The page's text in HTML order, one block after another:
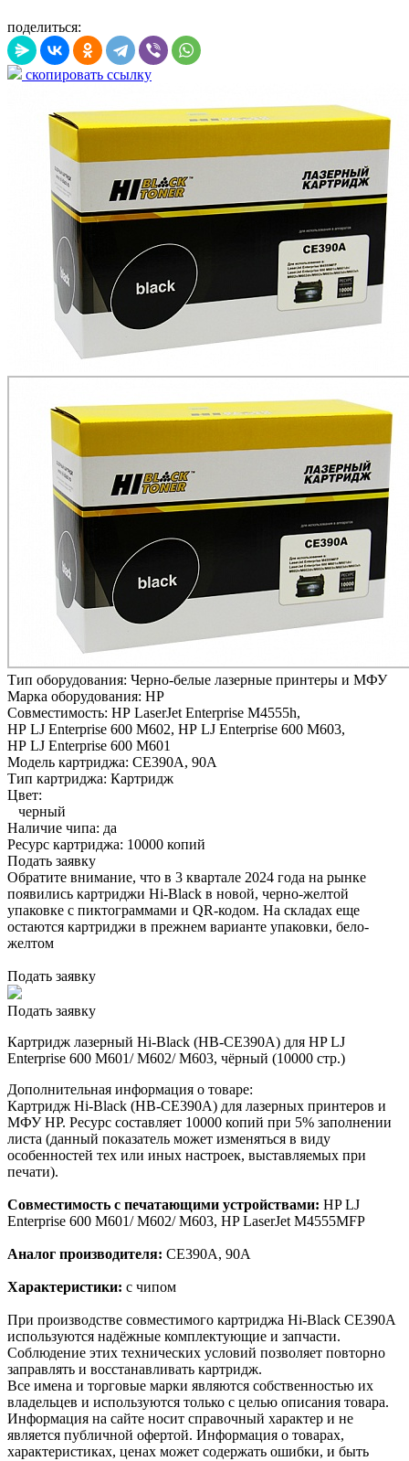
поделиться:
скопировать ссылку
Тип оборудования: Черно-белые лазерные принтеры и МФУ
Марка оборудования: HP
Совместимость: HP LaserJet Enterprise M4555h,
HP LJ Enterprise 600 M602, HP LJ Enterprise 600 M603,
HP LJ Enterprise 600 M601
Модель картриджа: CE390A, 90A
Тип картриджа: Картридж
Цвет:
черный
Наличие чипа: да
Ресурс картриджа: 10000 копий
Подать заявку
Обратите внимание, что в 3 квартале 2024 года на рынке
появились картриджи Hi-Black в новой, черно-желтой
упаковке с пиктограммами и QR-кодом. На складах еще
остаются картриджи в прежнем варианте упаковки, бело-
желтом
Подать заявку
Подать заявку
Картридж лазерный Hi-Black (HB-CE390A) для HP LJ
Enterprise 600 M601/ M602/ M603, чёрный (10000 стр.)
Дополнительная информация о товаре:
Картридж Hi-Black (HB-CE390A) для лазерных принтеров и
МФУ HP. Ресурс составляет 10000 копий при 5% заполнении
листа (данный показатель может изменяться в виду
особенностей тех или иных настроек, выставляемых при
печати).
Совместимость с печатающими устройствами: HP LJ
Enterprise 600 M601/ M602/ M603, HP LaserJet M4555MFP
Аналог производителя: CE390A, 90A
Характеристики: с чипом
При производстве совместимого картриджа Hi-Black CE390A
используются надёжные комплектующие и запчасти.
Соблюдение этих технических условий позволяет повторно
заправлять и восстанавливать картридж.
Все имена и торговые марки являются собственностью их
владельцев и используются только с целью описания товара.
Информация на сайте носит справочный характер и не
является публичной офертой. Информация о товарах,
характеристиках, ценах может содержать ошибки, и быть